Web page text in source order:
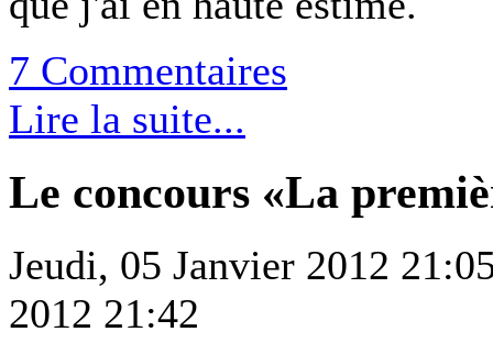
7 Commentaires
Lire la suite...
Le concours «La
Jeudi, 05 Janvier 2012
2012 21:42